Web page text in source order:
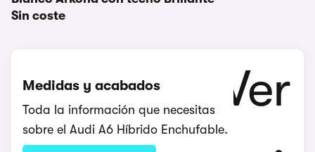
Sin coste
Medidas y acabados
Toda la información que necesitas
sobre el Audi A6 Híbrido Enchufable.